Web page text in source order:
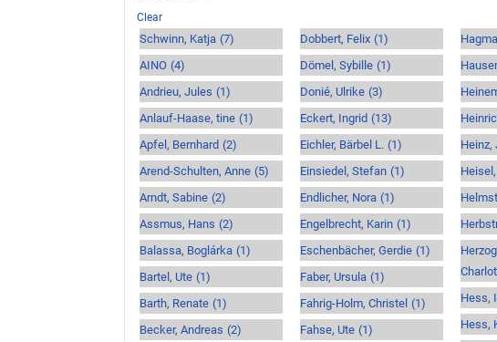
Clear
Schwinn, Katja (7)
AINO (4)
Andrieu, Jules (1)
Anlauf-Haase, tine (1)
Apfel, Bernhard (2)
Arend-Schulten, Anne (5)
Arndt, Sabine (2)
Assmus, Hans (2)
Balassa, Boglárka (1)
Bartel, Ute (1)
Barth, Renate (1)
Becker, Andreas (2)
Dobbert, Felix (1)
Dömel, Sybille (1)
Donié, Ulrike (3)
Eckert, Ingrid (13)
Eichler, Bärbel L. (1)
Einsiedel, Stefan (1)
Endlicher, Nora (1)
Engelbrecht, Karin (1)
Eschenbächer, Gerdie (1)
Faber, Ursula (1)
Fahrig-Holm, Christel (1)
Fahse, Ute (1)
Heinz,
Hess,
Hess,